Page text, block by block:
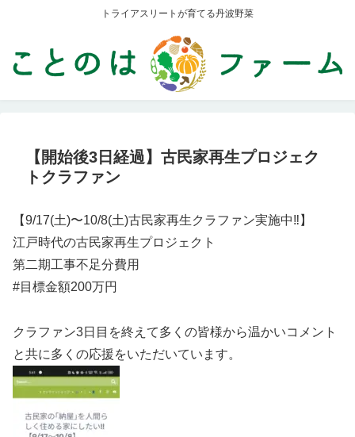
トライアスリートが育てる丹波野菜
【開始後3日経過】古民家再生プロジェク
トクラファン
【9/17(土)〜10/8(土)古民家再生クラファン実施中‼️】
江戸時代の古民家再生プロジェクト
第二期工事不足分費用
#目標金額200万円
クラファン3日目を終えて多くの皆様から温かいコメント
と共に多くの応援をいただいています。